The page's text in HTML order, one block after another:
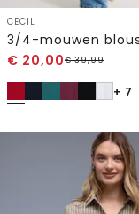
CECIL
€ 20,00€39,99
+ 7